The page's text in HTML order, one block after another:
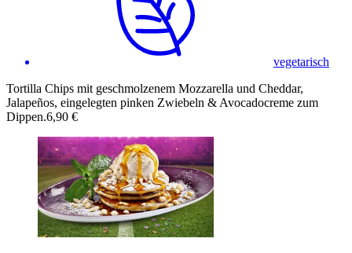
vegetarisch
Tortilla Chips mit geschmolzenem Mozzarella und Cheddar,
Jalapeños, eingelegten pinken Zwiebeln & Avocadocreme zum
Dippen.6,90 €